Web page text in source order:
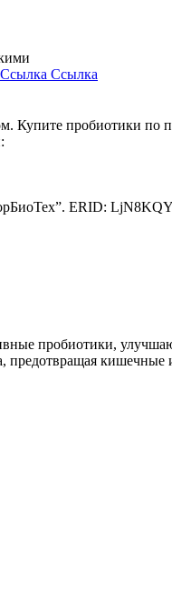
Ссылка
Купите пробиотики по
ERID:
пробиотики,
предотвращая кишечные